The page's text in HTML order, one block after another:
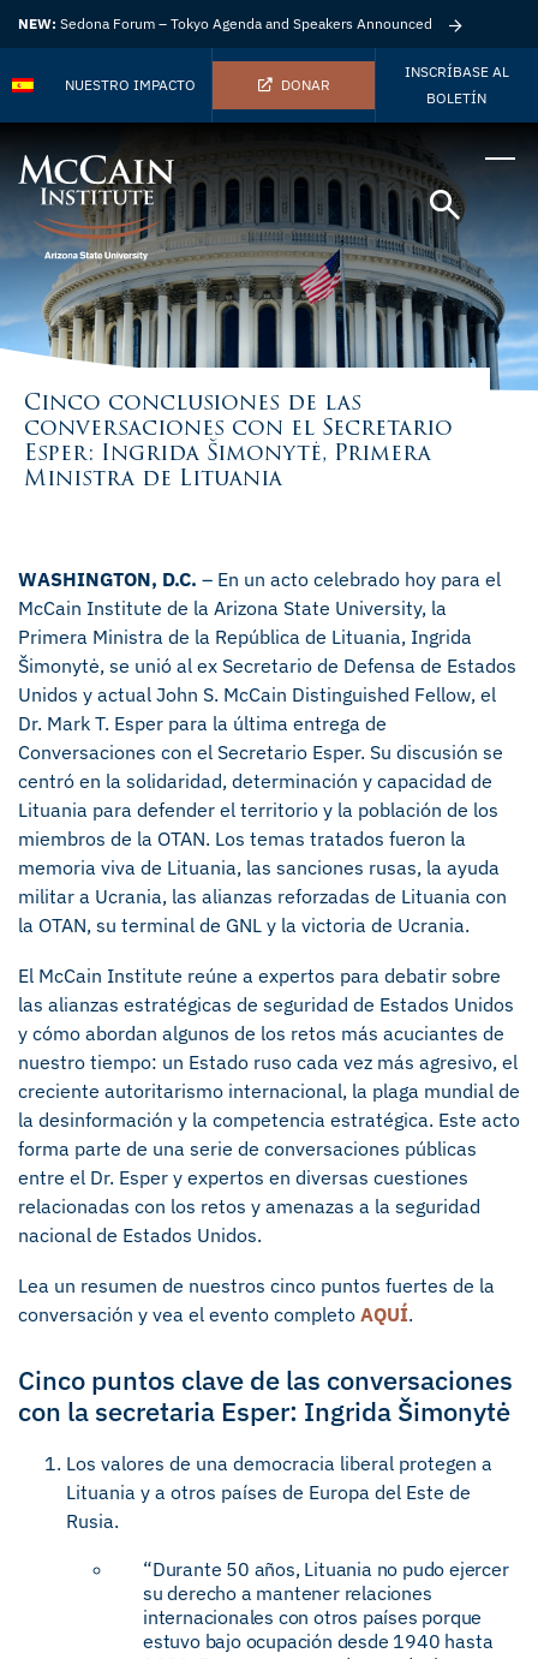
NEW: Sedona Forum – Tokyo Agenda and Speakers Announced
NUESTRO IMPACTO DONAR
INSCRÍBASE AL
BOLETÍN
Cinco conclusiones de las
conversaciones con el Secretario
Esper: Ingrida Šimonytė, Primera
Ministra de Lituania
WASHINGTON, D.C. – En un acto celebrado hoy para el
McCain Institute de la Arizona State University, la
Primera Ministra de la República de Lituania, Ingrida
Šimonytė, se unió al ex Secretario de Defensa de Estados
Unidos y actual John S. McCain Distinguished Fellow, el
Dr. Mark T. Esper para la última entrega de
Conversaciones con el Secretario Esper. Su discusión se
centró en la solidaridad, determinación y capacidad de
Lituania para defender el territorio y la población de los
miembros de la OTAN. Los temas tratados fueron la
memoria viva de Lituania, las sanciones rusas, la ayuda
militar a Ucrania, las alianzas reforzadas de Lituania con
la OTAN, su terminal de GNL y la victoria de Ucrania.
El McCain Institute reúne a expertos para debatir sobre
las alianzas estratégicas de seguridad de Estados Unidos
y cómo abordan algunos de los retos más acuciantes de
nuestro tiempo: un Estado ruso cada vez más agresivo, el
creciente autoritarismo internacional, la plaga mundial de
la desinformación y la competencia estratégica. Este acto
forma parte de una serie de conversaciones públicas
entre el Dr. Esper y expertos en diversas cuestiones
relacionadas con los retos y amenazas a la seguridad
nacional de Estados Unidos.
Lea un resumen de nuestros cinco puntos fuertes de la
conversación y vea el evento completo AQUÍ.
Cinco puntos clave de las conversaciones
con la secretaria Esper: Ingrida Šimonytė
Los valores de una democracia liberal protegen a
Lituania y a otros países de Europa del Este de
Rusia.
“Durante 50 años, Lituania no pudo ejercer
su derecho a mantener relaciones
internacionales con otros países porque
estuvo bajo ocupación desde 1940 hasta